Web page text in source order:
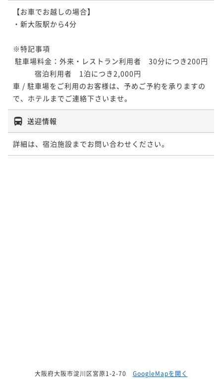
【お車でお越しの場合】
・新大阪駅から4分
※特記事項
車 / 駐車場をご利用のお客様は、予めご予約を承りますの
で、ホテルまでご連絡下さいませ。
送迎情報
詳細は、宿泊施設までお問い合わせください。
大阪府大阪市淀川区宮原1-2-70 GoogleMapを開く